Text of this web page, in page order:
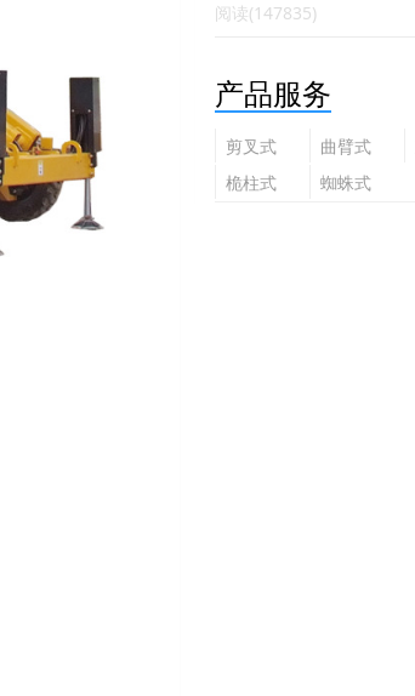
阅读(147835)
产品服务
剪叉式
高空作
业平台
曲臂式
高空作
业平台
桅柱式
蜘蛛式